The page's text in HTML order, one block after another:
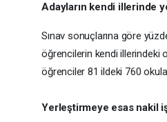
Adayların kendi illerinde
Sınav sonuçlarına göre
öğrencilerin kendi illerindeki
öğrenciler 81 ildeki 760
Yerleştirmeye esas nakil